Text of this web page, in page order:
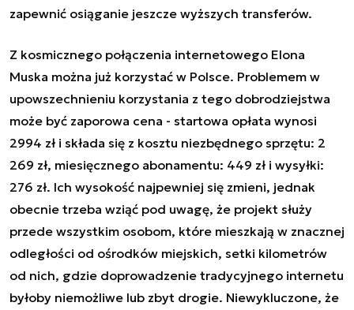
zapewnić osiąganie jeszcze wyższych transferów.
Z kosmicznego połączenia internetowego Elona
Muska można już korzystać w Polsce. Problemem w
upowszechnieniu korzystania z tego dobrodziejstwa
może być zaporowa cena - startowa opłata wynosi
2994 zł i składa się z kosztu niezbędnego sprzętu: 2
269 zł, miesięcznego abonamentu: 449 zł i wysyłki:
276 zł. Ich wysokość najpewniej się zmieni, jednak
obecnie trzeba wziąć pod uwagę, że projekt służy
przede wszystkim osobom, które mieszkają w znacznej
odległości od ośrodków miejskich, setki kilometrów
od nich, gdzie doprowadzenie tradycyjnego internetu
byłoby niemożliwe lub zbyt drogie. Niewykluczone, że